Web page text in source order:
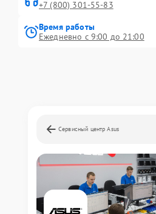
+7 (800) 301-55-83
Время работы
Ежедневно с 9:00 до 21:00
Сервисный центр Asus